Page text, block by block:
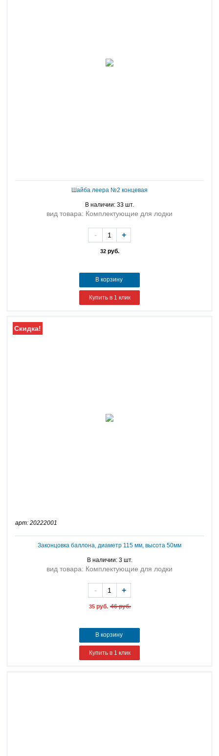
Шайба леера №2 концевая
В наличии: 33 шт.
вид товара: Комплектующие для лодки
32руб.
- +
В корзину
Купить в 1 клик
Скидка!
арт: 20222001
Законцовка баллона, диаметр 115 мм, высота 50мм
В наличии: 3 шт.
вид товара: Комплектующие для лодки
35руб. 46 руб.
- +
В корзину
Купить в 1 клик